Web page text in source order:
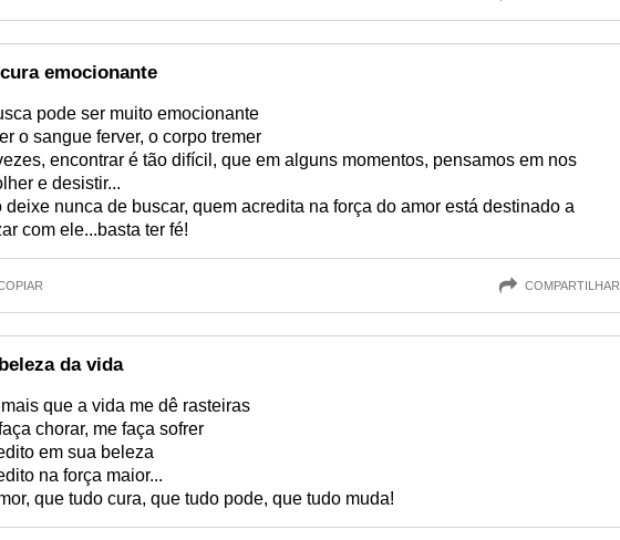
emocionante
pode ser muito emocionante
o sangue ferver, o corpo tremer
encontrar é tão difícil, que em alguns momentos, pensamos em nos
e desistir...
deixe nunca de buscar, quem acredita na força do amor está destinado a
com ele...basta ter fé!
COMPARTILHAR
da vida
que a vida me dê rasteiras
chorar, me faça sofrer
em sua beleza
na força maior...
que tudo cura, que tudo pode, que tudo muda!